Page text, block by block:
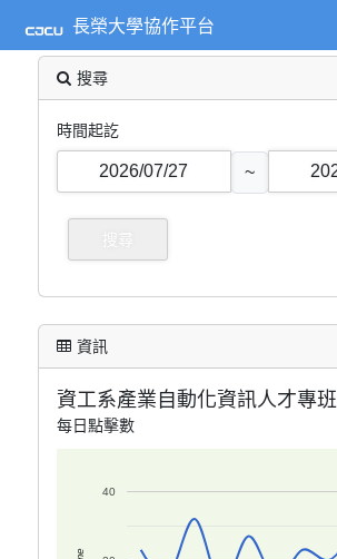
長榮大學協作平台
搜尋
時間起訖
~
資訊
資工系產業自動化資訊人才專班
每日點擊數
40